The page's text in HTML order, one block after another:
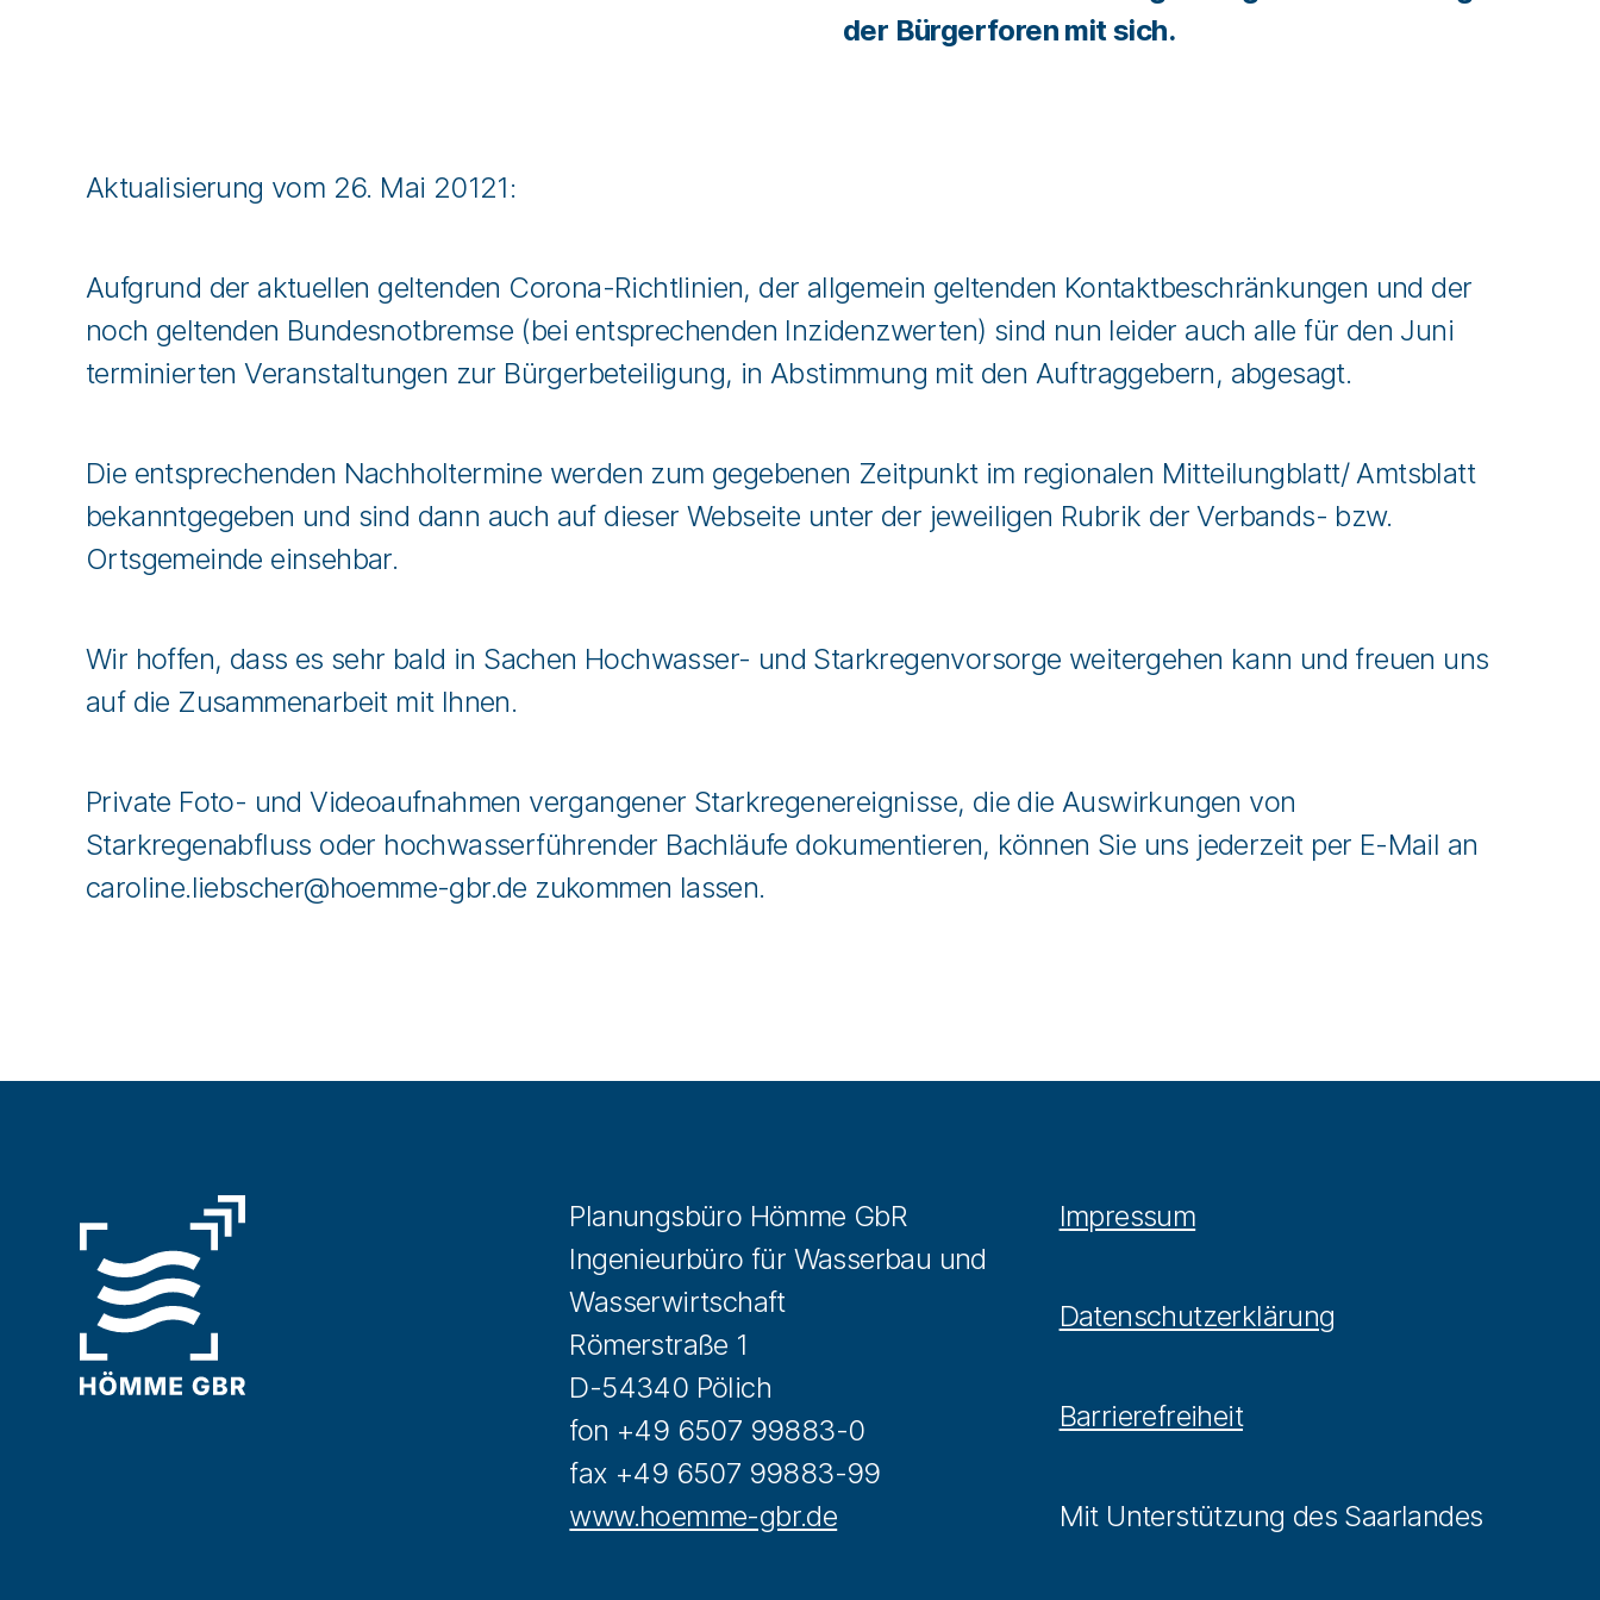
der Bürgerforen mit sich.
Aktualisierung vom 26. Mai 20121:
Aufgrund der aktuellen geltenden Corona-Richtlinien, der allgemein geltenden Kontaktbeschränkungen und der
noch geltenden Bundesnotbremse (bei entsprechenden Inzidenzwerten) sind nun leider auch alle für den Juni
terminierten Veranstaltungen zur Bürgerbeteiligung, in Abstimmung mit den Auftraggebern, abgesagt.
Die entsprechenden Nachholtermine werden zum gegebenen Zeitpunkt im regionalen Mitteilungblatt/ Amtsblatt
bekanntgegeben und sind dann auch auf dieser Webseite unter der jeweiligen Rubrik der Verbands- bzw.
Ortsgemeinde einsehbar.
Wir hoffen, dass es sehr bald in Sachen Hochwasser- und Starkregenvorsorge weitergehen kann und freuen uns
auf die Zusammenarbeit mit Ihnen.
Private Foto- und Videoaufnahmen vergangener Starkregenereignisse, die die Auswirkungen von
Starkregenabfluss oder hochwasserführender Bachläufe dokumentieren, können Sie uns jederzeit per E-Mail an
caroline.liebscher@hoemme-gbr.de zukommen lassen.
Planungsbüro Hömme GbR
Ingenieurbüro für Wasserbau und
Wasserwirtschaft
Römerstraße 1
D-54340 Pölich
fon +49 6507 99883-0
fax +49 6507 99883-99
www.hoemme-gbr.de
Impressum
Datenschutzerklärung
Barrierefreiheit
Mit Unterstützung des Saarlandes